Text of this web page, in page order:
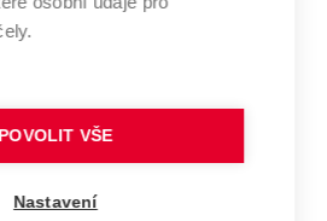
fondů
POVOLIT VŠE
Nastavení